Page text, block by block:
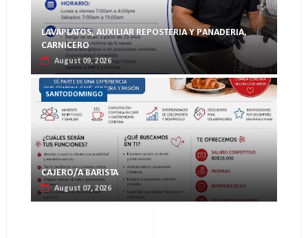
LAVAPLATOS, AUXILIAR REPOSTERIA Y PANADERIA,
CARNICERO
August 09, 2026
SANTODOMINGO
CAJERO/A BARISTA
August 07, 2026